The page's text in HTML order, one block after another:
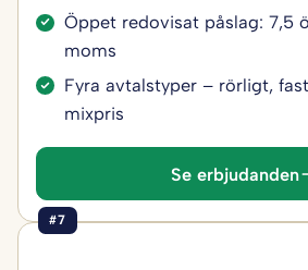
Öppet redovisat påslag: 7,5
moms
Fyra avtalstyper – rörligt,
mixpris
Se erbjudanden
#7